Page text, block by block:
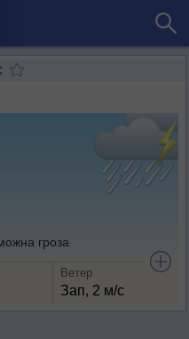
гроза
Ветер
Зап, 2 м/с